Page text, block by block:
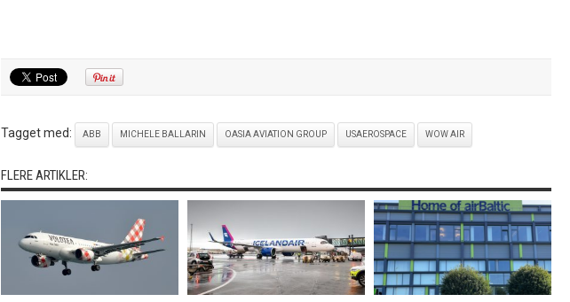
Tagget med: ABB MICHELE BALLARIN OASIA AVIATION GROUP USAEROSPACE WOW AIR
FLERE ARTIKLER: